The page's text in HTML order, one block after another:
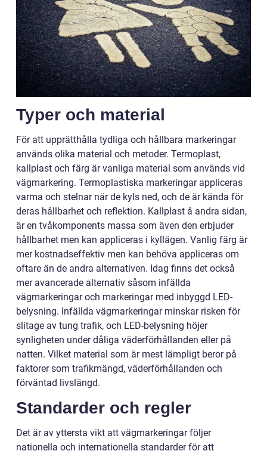
Typer och material
För att upprätthålla tydliga och hållbara markeringar
används olika material och metoder. Termoplast,
kallplast och färg är vanliga material som används vid
vägmarkering. Termoplastiska markeringar appliceras
varma och stelnar när de kyls ned, och de är kända för
deras hållbarhet och reflektion. Kallplast å andra sidan,
är en tvåkomponents massa som även den erbjuder
hållbarhet men kan appliceras i kyllägen. Vanlig färg är
mer kostnadseffektiv men kan behöva appliceras om
oftare än de andra alternativen. Idag finns det också
mer avancerade alternativ såsom infällda
vägmarkeringar och markeringar med inbyggd LED-
belysning. Infällda vägmarkeringar minskar risken för
slitage av tung trafik, och LED-belysning höjer
synligheten under dåliga väderförhållanden eller på
natten. Vilket material som är mest lämpligt beror på
faktorer som trafikmängd, väderförhållanden och
förväntad livslängd.
Standarder och regler
Det är av yttersta vikt att vägmarkeringar följer
nationella och internationella standarder för att